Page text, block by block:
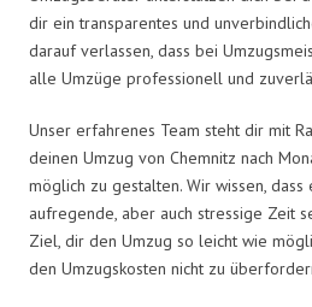
dir ein transparentes und
darauf verlassen, dass bei
alle Umzüge professionell und
Unser erfahrenes Team steht dir mit
deinen Umzug von Chemnitz nach
möglich zu gestalten. Wir wissen, dass
aufregende, aber auch stressige Zeit
Ziel, dir den Umzug so leicht wie
den Umzugskosten nicht zu